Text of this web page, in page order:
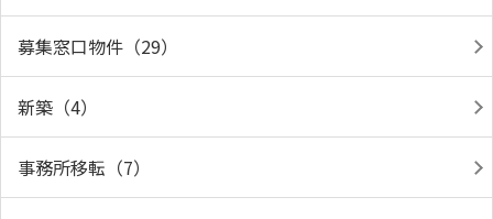
募集窓口物件（29）
新築（4）
事務所移転（7）